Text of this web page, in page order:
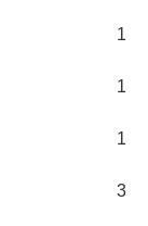
1
1
1
3